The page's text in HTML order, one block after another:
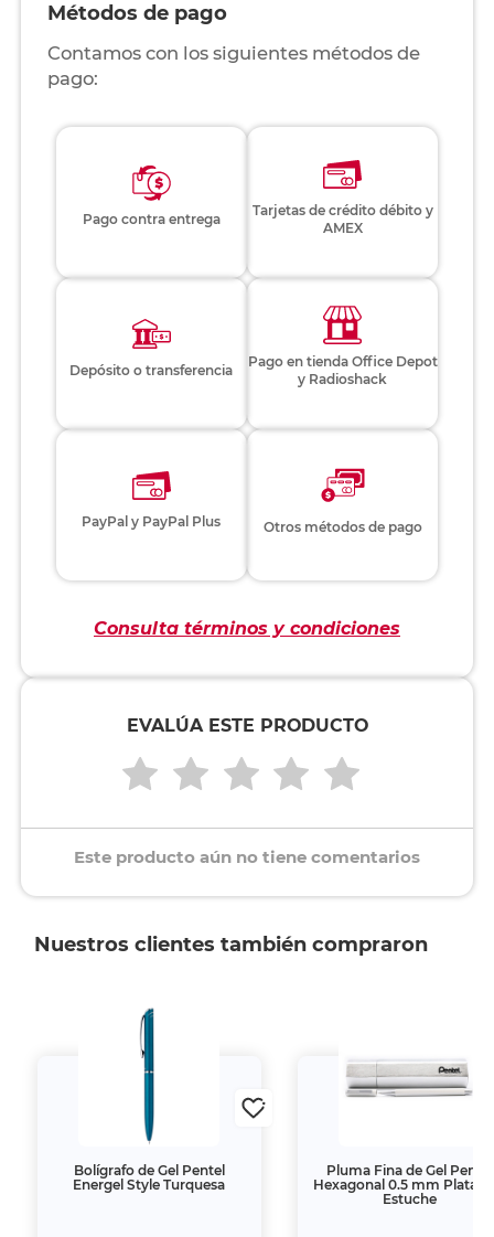
Métodos de pago
Contamos con los siguientes métodos de
pago:
Pago contra entrega
Tarjetas de crédito débito y
AMEX
Depósito o transferencia
Pago en tienda Office Depot
y Radioshack
PayPal y PayPal Plus Otros métodos de pago
Consulta términos y condiciones
EVALÚA ESTE PRODUCTO
Este producto aún no tiene comentarios
Nuestros clientes también compraron
Bolígrafo de Gel Pentel
Energel Style Turquesa
Pluma Fina de Gel Pentel
Hexagonal 0.5 mm Plata
Estuche